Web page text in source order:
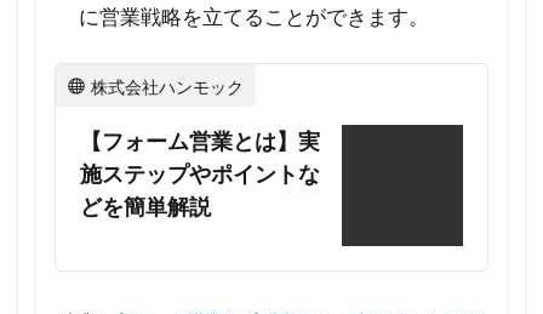
切で
か？
5.4
Q4.
問い
せフ
に営業戦略を立てることができます。
株式会社ハンモック
【フォーム営業とは】実
施ステップやポイントな
どを簡単解説